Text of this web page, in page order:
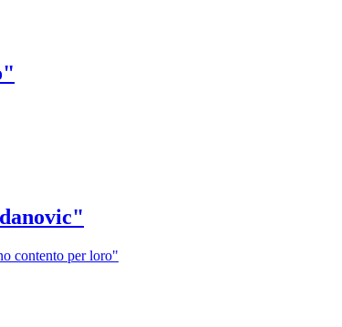
contento per loro"